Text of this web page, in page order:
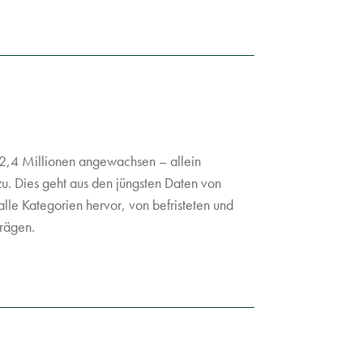
Millionen angewachsen – allein
Dies geht aus den jüngsten Daten von
Kategorien hervor, von befristeten und